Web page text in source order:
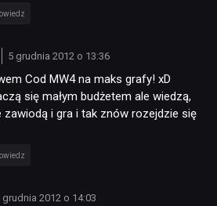
5 grudnia 2012 o 13:36
Cod MW4 na maks grafy! xD
się małym budżetem ale wiedzą,
zawiodą i gra i tak znów rozejdzie się
grudnia 2012 o 14:03